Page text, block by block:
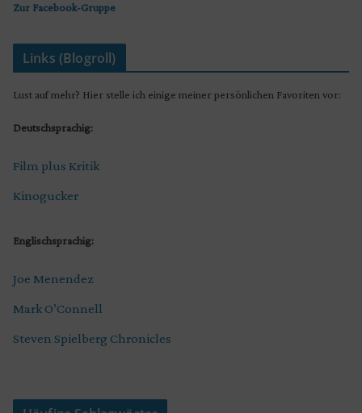
Zur Facebook-Gruppe
Links (Blogroll)
Lust auf mehr? Hier stelle ich einige meiner persönlichen Favoriten vor:
Deutschsprachig:
Film plus Kritik
Kinogucker
Englischsprachig:
Joe Menendez
Mark O’Connell
Steven Spielberg Chronicles